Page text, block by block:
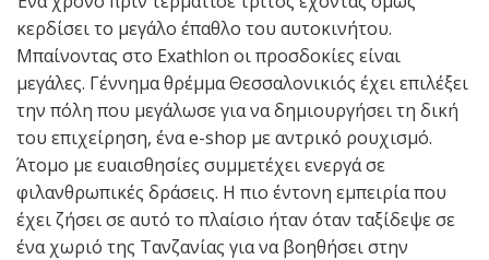
κερδίσει το μεγάλο έπαθλο του αυτοκινήτου.
Μπαίνοντας στο Exathlon οι προσδοκίες είναι
μεγάλες. Γέννημα θρέμμα Θεσσαλονικιός έχει επιλέξει
την πόλη που μεγάλωσε για να δημιουργήσει τη δική
του επιχείρηση, ένα e-shop με αντρικό ρουχισμό.
Άτομο με ευαισθησίες συμμετέχει ενεργά σε
φιλανθρωπικές δράσεις. Η πιο έντονη εμπειρία που
έχει ζήσει σε αυτό το πλαίσιο ήταν όταν ταξίδεψε σε
ένα χωριό της Τανζανίας για να βοηθήσει στην